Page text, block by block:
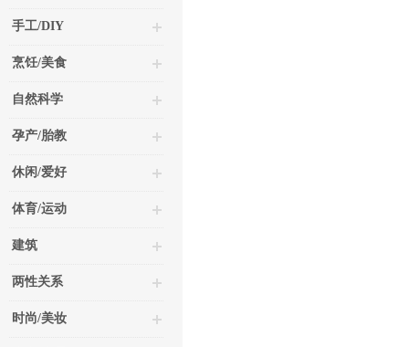
手工/DIY
烹饪/美食
自然科学
孕产/胎教
休闲/爱好
体育/运动
建筑
两性关系
时尚/美妆